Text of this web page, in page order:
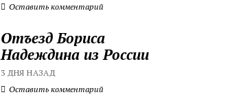
Оставить комментарий
Отъезд Бориса
Надеждина из России
3 ДНЯ НАЗАД
Оставить комментарий